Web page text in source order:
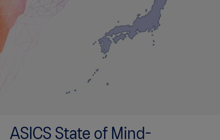
ASICS State of Mind-